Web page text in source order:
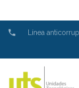
phone
Línea